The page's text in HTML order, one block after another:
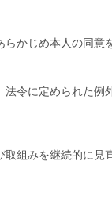
かじめ本人の同意
令に定められた
組みを継続的に見